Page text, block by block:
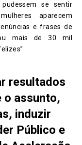
se sentir
aparecem
e frases de
mais de 30 mil
resultados
o assunto,
induzir
Público e